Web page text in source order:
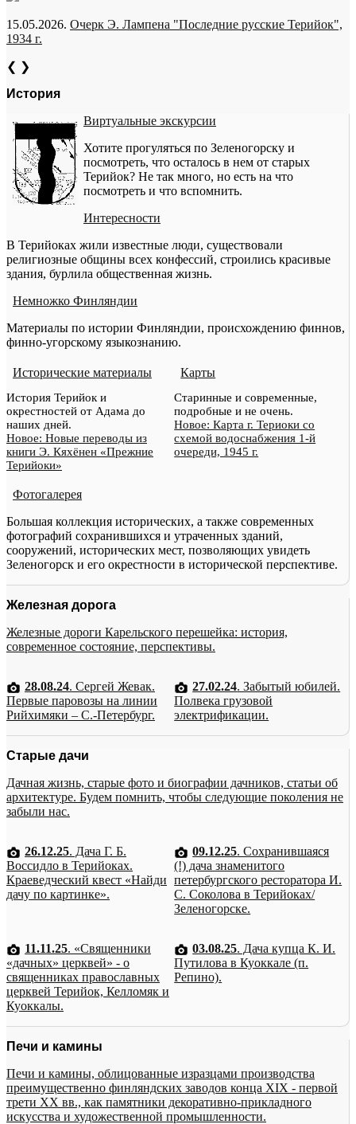
15.05.2026. Очерк Э. Лампена "Последние русские Терийок",
1934 г.
❮ ❯
История
Виртуальные экскурсии
Хотите прогуляться по Зеленогорску и
посмотреть, что осталось в нем от старых
Терийок? Не так много, но есть на что
посмотреть и что вспомнить.
Интересности
В Терийоках жили известные люди, существовали
религиозные общины всех конфессий, строились красивые
здания, бурлила общественная жизнь.
Немножко Финляндии
Материалы по истории Финляндии, происхождению финнов,
финно-угорскому языкознанию.
Исторические материалы
История Терийок и
окрестностей от Адама до
наших дней.
Новое: Новые переводы из
книги Э. Кяхёнен «Прежние
Терийоки»
Карты
Старинные и современные,
подробные и не очень.
Новое: Карта г. Териоки со
схемой водоснабжения 1-й
очереди, 1945 г.
Фотогалерея
Большая коллекция исторических, а также современных
фотографий сохранившихся и утраченных зданий,
сооружений, исторических мест, позволяющих увидеть
Зеленогорск и его окрестности в исторической перспективе.
Железная дорога
Железные дороги Карельского перешейка: история,
современное состояние, перспективы.
28.08.24. Сергей Жевак.
Первые паровозы на линии
Рийхимяки – С.-Петербург.
27.02.24. Забытый юбилей.
Полвека грузовой
электрификации.
Старые дачи
Дачная жизнь, старые фото и биографии дачников, статьи об
архитектуре. Будем помнить, чтобы следующие поколения не
забыли нас.
26.12.25. Дача Г. Б.
Воссидло в Терийоках.
Краеведческий квест «Найди
дачу по картинке».
09.12.25. Сохранившаяся
(!) дача знаменитого
петербургского ресторатора И.
С. Соколова в Терийоках/
Зеленогорске.
11.11.25. «Священники
«дачных» церквей» - о
священниках православных
церквей Терийок, Келломяк и
Куоккалы.
03.08.25. Дача купца К. И.
Путилова в Куоккале (п.
Репино).
Печи и камины
Печи и камины, облицованные изразцами производства
преимущественно финляндских заводов конца XIX - первой
трети XX вв., как памятники декоративно-прикладного
искусства и художественной промышленности.